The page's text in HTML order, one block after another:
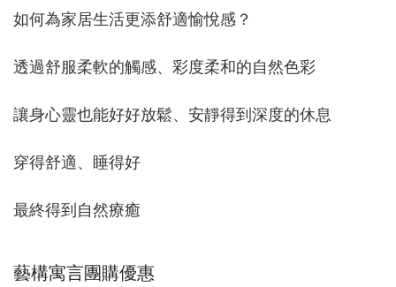
如何為家居生活更添舒適愉悅感？
透過舒服柔軟的觸感、彩度柔和的自然色彩
讓身心靈也能好好放鬆、安靜得到深度的休息
穿得舒適、睡得好
最終得到自然療癒
藝構寓言團購優惠